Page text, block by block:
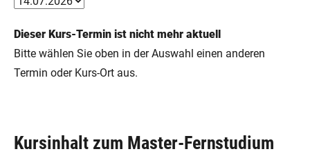
Kursinhalt zum Master-Fernstudium
Dieser Kurs-Termin ist nicht mehr aktuell
Bitte wählen Sie oben in der Auswahl einen anderen
Termin oder Kurs-Ort aus.